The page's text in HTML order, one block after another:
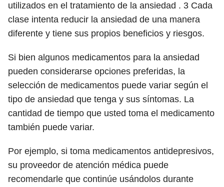
utilizados en el tratamiento de la ansiedad . 3 Cada
clase intenta reducir la ansiedad de una manera
diferente y tiene sus propios beneficios y riesgos.
Si bien algunos medicamentos para la ansiedad
pueden considerarse opciones preferidas, la
selección de medicamentos puede variar según el
tipo de ansiedad que tenga y sus síntomas. La
cantidad de tiempo que usted toma el medicamento
también puede variar.
Por ejemplo, si toma medicamentos antidepresivos,
su proveedor de atención médica puede
recomendarle que continúe usándolos durante